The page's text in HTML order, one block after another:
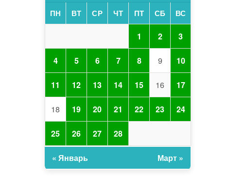
ПН ВТ СР ЧТ ПТ СБ ВС
1 2 3
4 5 6 7 8 9 10
11 12 13 14 15 16 17
18 19 20 21 22 23 24
25 26 27 28
« Январь Март »